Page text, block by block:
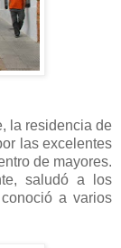
la residencia de
las excelentes
de mayores.
saludó a los
a varios